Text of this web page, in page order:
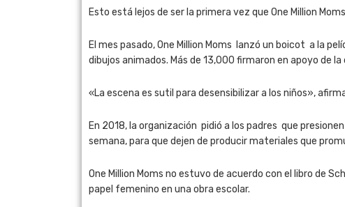
Esto está lejos de ser la primera vez que One Million
El mes pasado, One Million Moms lanzó un boicot a la
dibujos animados. Más de 13,000 firmaron en apoyo de la
«La escena es sutil para desensibilizar a los niños»,
En 2018, la organización pidió a los padres que
semana, para que dejen de producir materiales que
One Million Moms no estuvo de acuerdo con el libro de
papel femenino en una obra escolar.